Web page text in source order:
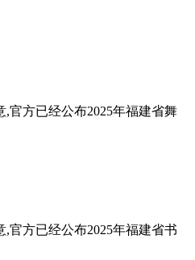
官方已经公布2025年福建省舞
官方已经公布2025年福建省书